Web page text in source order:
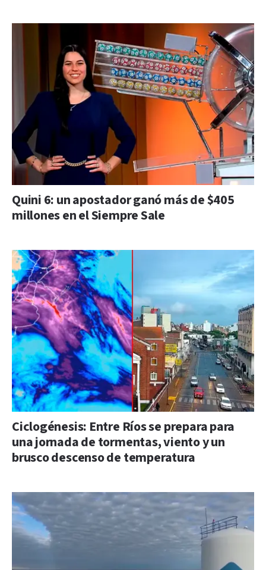
Quini 6: un apostador ganó más de $405
millones en el Siempre Sale
Ciclogénesis: Entre Ríos se prepara para
una jornada de tormentas, viento y un
brusco descenso de temperatura